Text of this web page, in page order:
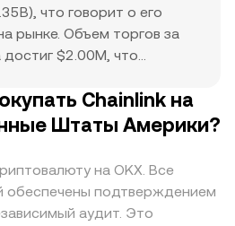
что говорит о его
рынке. Объем торгов за
$2.00M, что
максимум $52.99
для текущего движения
роста. Сочетание
капитализации,
объема торгов и
максимума говорит о
Chainlink на
Штаты Америки?
на OKX. Все
обеспечены подтверждением
аудит. Это